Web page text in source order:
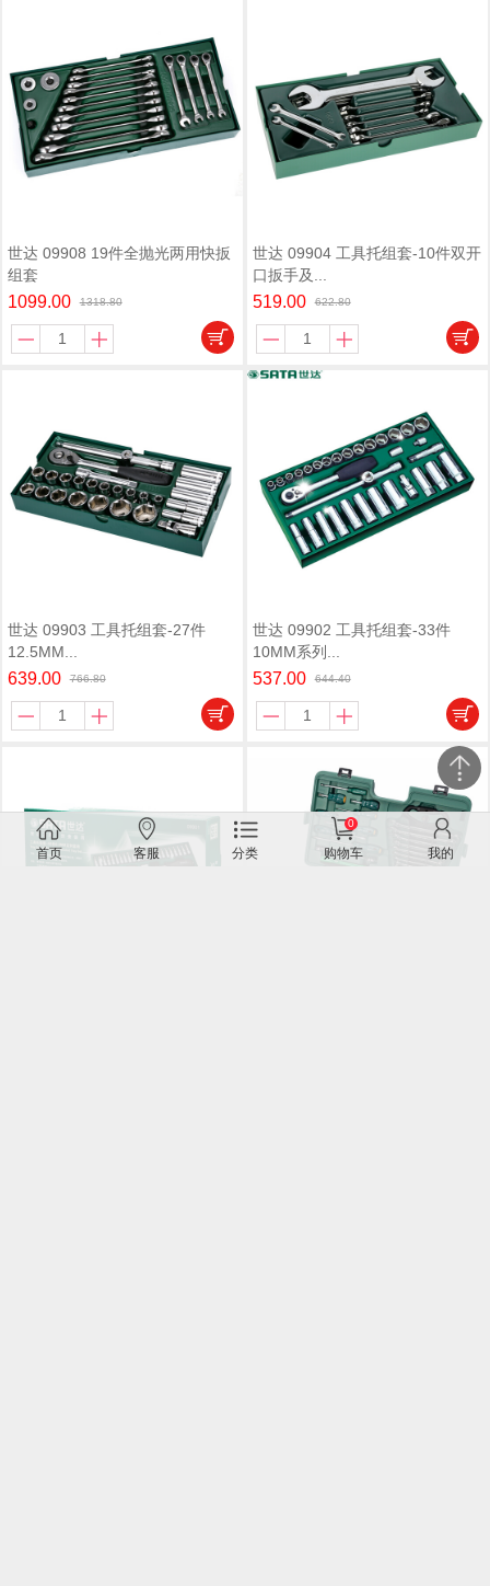
世达 09908 19件全抛光两用快扳
组套
1099.00 1318.80
世达 09904 工具托组套-10件双开
口扳手及...
519.00 622.80
世达 09903 工具托组套-27件
12.5MM...
639.00 766.80
世达 09902 工具托组套-33件
10MM系列...
537.00 644.40
首页 客服 分类
0
购物车 我的
关闭